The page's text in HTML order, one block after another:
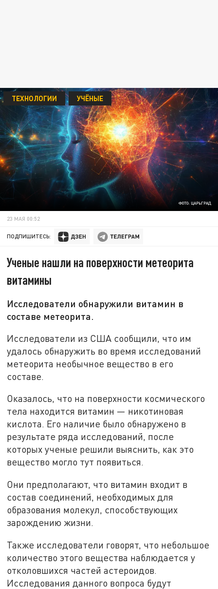
ФОТО: ЦАРЬГРАД
ТЕХНОЛОГИИ УЧЁНЫЕ
23 МАЯ 00:52
ПОДПИШИТЕСЬ:
Ученые нашли на поверхности метеорита
витамины
Исследователи обнаружили витамин в
составе метеорита.
Исследователи из США сообщили, что им
удалось обнаружить во время исследований
метеорита необычное вещество в его
составе.
Оказалось, что на поверхности космического
тела находится витамин — никотиновая
кислота. Его наличие было обнаружено в
результате ряда исследований, после
которых ученые решили выяснить, как это
вещество могло тут появиться.
Они предполагают, что витамин входит в
состав соединений, необходимых для
образования молекул, способствующих
зарождению жизни.
Также исследователи говорят, что небольшое
количество этого вещества наблюдается у
отколовшихся частей астероидов.
Исследования данного вопроса будут